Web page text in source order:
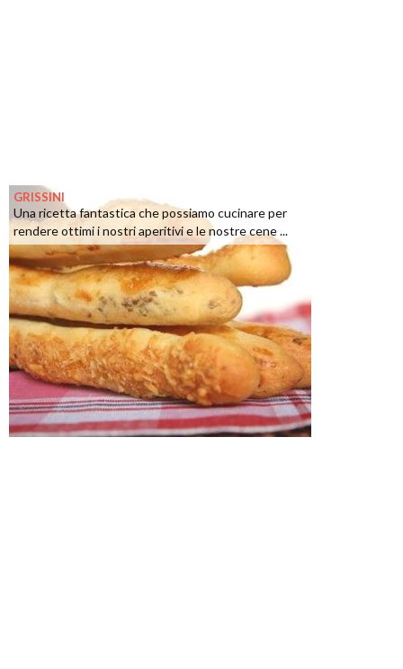
GRISSINI
Una ricetta fantastica che possiamo cucinare per
rendere ottimi i nostri aperitivi e le nostre cene ...